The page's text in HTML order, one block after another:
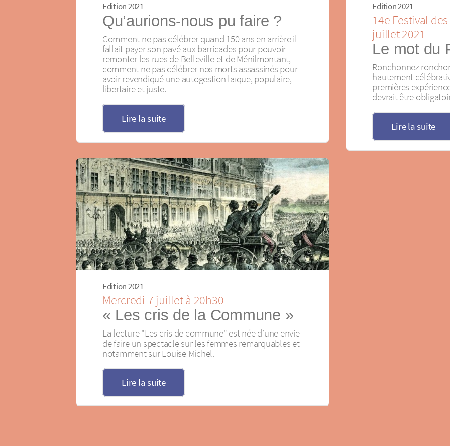
Edition 2021
Qu’aurions-nous pu faire ?
Comment ne pas célébrer quand 150 ans en arrière il
fallait payer son pavé aux barricades pour pouvoir
remonter les rues de Belleville et de Ménilmontant,
comment ne pas célébrer nos morts assassinés pour
avoir revendiqué une autogestion laïque, populaire,
libertaire et juste.
Lire la suite
Edition 2021
14e Festival
juillet 2021
Le mot du
Ronchonnez
hautement
premières
devrait être
Lire la suite
Edition 2021
Mercredi 7 juillet à 20h30
« Les cris de la Commune »
La lecture "Les cris de commune" est née d’une envie
de faire un spectacle sur les femmes remarquables et
notamment sur Louise Michel.
Lire la suite